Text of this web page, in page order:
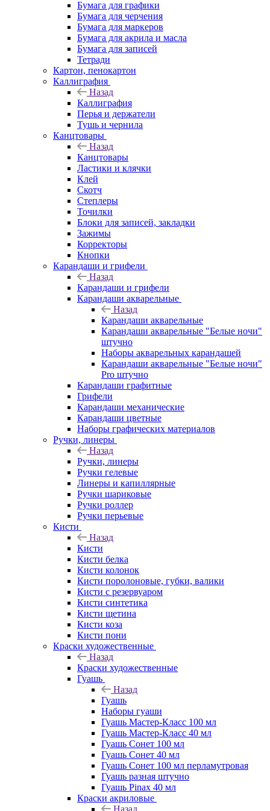
Бумага для графики
Бумага для черчения
Бумага для маркеров
Бумага для акрила и масла
Бумага для записей
Тетради
Картон, пенокартон
Каллиграфия
Назад
Каллиграфия
Перья и держатели
Тушь и чернила
Канцтовары
Назад
Канцтовары
Ластики и клячки
Клей
Скотч
Степлеры
Точилки
Блоки для записей, закладки
Зажимы
Корректоры
Кнопки
Карандаши и грифели
Назад
Карандаши и грифели
Карандаши акварельные
Назад
Карандаши акварельные
Карандаши акварельные "Белые ночи"
штучно
Наборы акварельных карандашей
Карандаши акварельные "Белые ночи"
Pro штучно
Карандаши графитные
Грифели
Карандаши механические
Карандаши цветные
Наборы графических материалов
Ручки, линеры
Назад
Ручки, линеры
Ручки гелевые
Линеры и капиллярные
Ручки шариковые
Ручки роллер
Ручки перьевые
Кисти
Назад
Кисти
Кисти белка
Кисти колонок
Кисти поролоновые, губки, валики
Кисти с резервуаром
Кисти синтетика
Кисти щетина
Кисти коза
Кисти пони
Краски художественные
Назад
Краски художественные
Гуашь
Назад
Гуашь
Наборы гуаши
Гуашь Мастер-Класс 100 мл
Гуашь Мастер-Класс 40 мл
Гуашь Сонет 100 мл
Гуашь Сонет 40 мл
Гуашь Сонет 100 мл перламутровая
Гуашь разная штучно
Гуашь Pinax 40 мл
Краски акриловые
Назад